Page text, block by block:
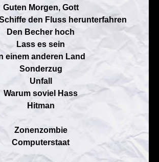
Guten Morgen, Gott
den Fluss herunterfahren
Den Becher hoch
Lass es sein
einem anderen Land
Sonderzug
Unfall
Warum soviel Hass
Hitman
Zonenzombie
Computerstaat